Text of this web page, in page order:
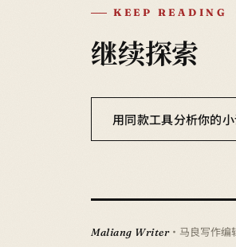
KEEP READING
继续探索
用同款工具分析你的
Maliang Writer · 马良写作编